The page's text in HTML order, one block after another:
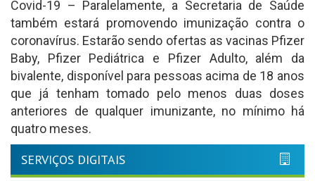
Covid-19 – Paralelamente, a Secretaria de Saúde
também estará promovendo imunização contra o
coronavírus. Estarão sendo ofertas as vacinas Pfizer
Baby, Pfizer Pediátrica e Pfizer Adulto, além da
bivalente, disponível para pessoas acima de 18 anos
que já tenham tomado pelo menos duas doses
anteriores de qualquer imunizante, no mínimo há
quatro meses.
SERVIÇOS DIGITAIS